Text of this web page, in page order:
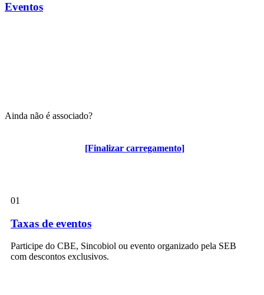
[Finalizar carregamento]
Eventos
Ainda não é associado?
Algumas vantagens para associados
01
Taxas de eventos
Participe do CBE, Sincobiol ou evento organizado pela SEB
com descontos exclusivos.